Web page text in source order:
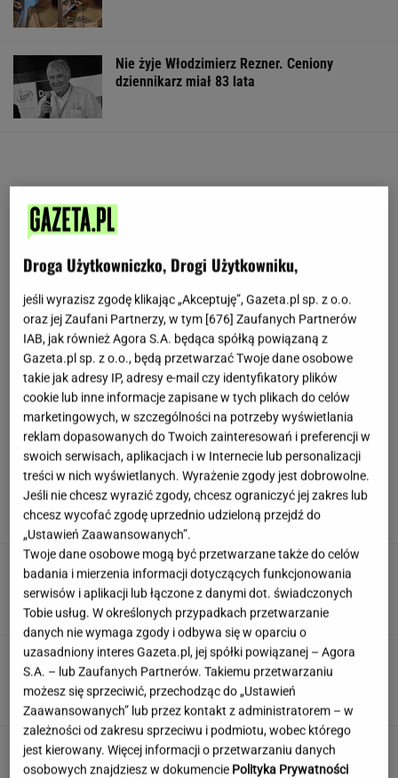
Nie żyje Włodzimierz Rezner. Ceniony
dziennikarz miał 83 lata
Polacy wskazali najlepszą pierwszą
damę. Zdeklasowała konkurencję
Tak Lang komentuje głośny
konflikt z Niewiadomą. "Zadzwoniłem do niej"
SUBSKRYPCJA
Quiz czytelniczy. Te tytuły powinien znać
każdy wykształcony człowiek!
To nie droga na skróty. Matka pokazuje, jak
naprawdę wygląda edukacja domowa
Droga Użytkowniczko, Drogi Użytkowniku,
jeśli wyrazisz zgodę klikając „Akceptuję”, Gazeta.pl sp. z o.o.
oraz jej Zaufani Partnerzy, w tym [676] Zaufanych Partnerów
IAB, jak również Agora S.A. będąca spółką powiązaną z
Gazeta.pl sp. z o.o., będą przetwarzać Twoje dane osobowe
takie jak adresy IP, adresy e-mail czy identyfikatory plików
cookie lub inne informacje zapisane w tych plikach do celów
marketingowych, w szczególności na potrzeby wyświetlania
reklam dopasowanych do Twoich zainteresowań i preferencji w
swoich serwisach, aplikacjach i w Internecie lub personalizacji
treści w nich wyświetlanych. Wyrażenie zgody jest dobrowolne.
Jeśli nie chcesz wyrazić zgody, chcesz ograniczyć jej zakres lub
chcesz wycofać zgodę uprzednio udzieloną przejdź do
„Ustawień Zaawansowanych”.
Twoje dane osobowe mogą być przetwarzane także do celów
badania i mierzenia informacji dotyczących funkcjonowania
serwisów i aplikacji lub łączone z danymi dot. świadczonych
Tobie usług. W określonych przypadkach przetwarzanie
danych nie wymaga zgody i odbywa się w oparciu o
uzasadniony interes Gazeta.pl, jej spółki powiązanej – Agora
S.A. – lub Zaufanych Partnerów. Takiemu przetwarzaniu
możesz się sprzeciwić, przechodząc do „Ustawień
Zaawansowanych” lub przez kontakt z administratorem – w
zależności od zakresu sprzeciwu i podmiotu, wobec którego
jest kierowany. Więcej informacji o przetwarzaniu danych
osobowych znajdziesz w dokumencie Polityka Prywatności